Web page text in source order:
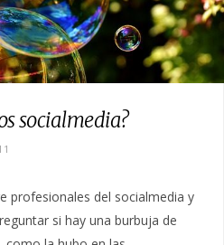
socialmedia?
profesionales del socialmedia y
si hay una burbuja de